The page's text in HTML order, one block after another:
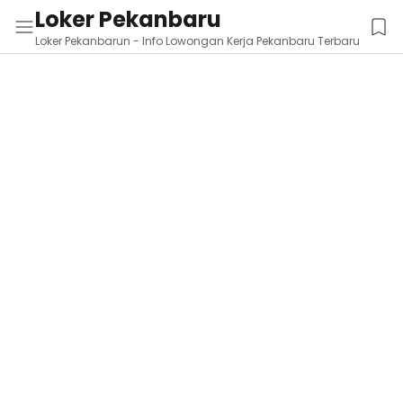
Loker Pekanbaru
Loker Pekanbarun - Info Lowongan Kerja Pekanbaru Terbaru